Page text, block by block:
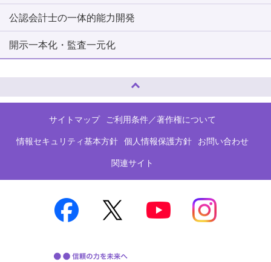
公認会計士の一体的能力開発
開示一本化・監査一元化
サイトマップ ご利用条件／著作権について
情報セキュリティ基本方針 個人情報保護方針 お問い合わせ
関連サイト